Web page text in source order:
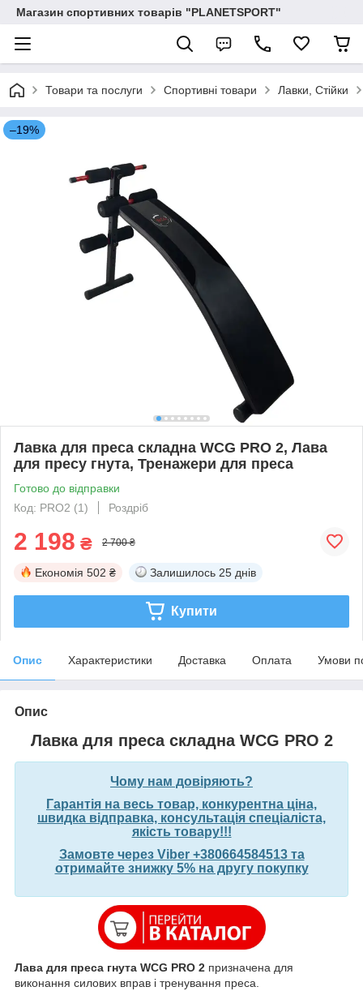
Магазин спортивних товарів "PLANETSPORT"
Товари та послуги Спортивні товари Лавки, Стійки
–19%
Лавка для преса складна WCG PRO 2, Лава
для пресу гнута, Тренажери для преса
Готово до відправки
Код: PRO2 (1)
Роздріб
2 198 ₴ 2 700 ₴
Економія 502 ₴ Залишилось 25 днів
Купити
Опис Характеристики Доставка Оплата Умови
Опис
Лавка для преса складна WCG PRO 2
Чому нам довіряють?
Гарантія на весь товар, конкурентна ціна,
швидка відправка, консультація спеціаліста,
якість товару!!!
Замовте через Viber +380664584513 та
отримайте знижку 5% на другу покупку
Лава для преса гнута WCG PRO 2 призначена для
виконання силових вправ і тренування преса.